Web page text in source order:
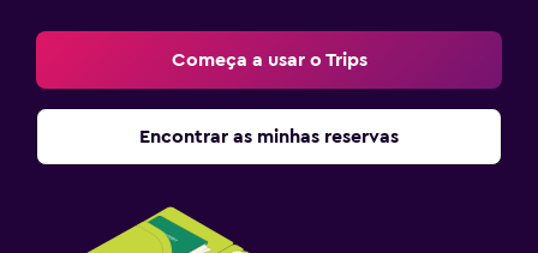
Começa a usar o Trips
Encontrar as minhas reservas